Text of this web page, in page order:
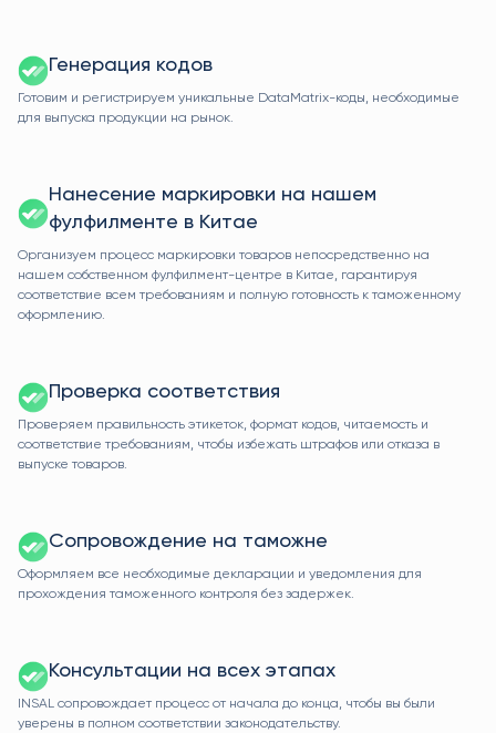
Генерация кодов
Готовим и регистрируем уникальные DataMatrix-коды, необходимые
для выпуска продукции на рынок.
Нанесение маркировки на нашем
фулфилменте в Китае
Организуем процесс маркировки товаров непосредственно на
нашем собственном фулфилмент-центре в Китае, гарантируя
соответствие всем требованиям и полную готовность к таможенному
оформлению.
Проверка соответствия
Проверяем правильность этикеток, формат кодов, читаемость и
соответствие требованиям, чтобы избежать штрафов или отказа в
выпуске товаров.
Сопровождение на таможне
Оформляем все необходимые декларации и уведомления для
прохождения таможенного контроля без задержек.
Консультации на всех этапах
INSAL сопровождает процесс от начала до конца, чтобы вы были
уверены в полном соответствии законодательству.